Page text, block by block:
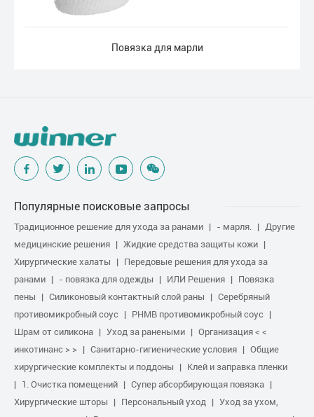
Повязка для марли
Популярные поисковые запросы
Традиционное решение для ухода за ранами - марля.
Другие
медицинские решения
Жидкие средства защиты кожи
Хирургические халаты
Передовые решения для ухода за
ранами
- повязка для одежды ИЛИ Решения
Повязка
пены
Силиконовый контактный слой раны
Серебряный
противомикробный соус
PHMB противомикробный соус
Шрам от силикона
Уход за ранеными
Организация < <
инкотинанс > >
Санитарно-гигиенические условия
Общие
хирургические комплекты и поддоны
Клей и заправка пленки
1. Очистка помещений
Супер абсорбирующая повязка
Хирургические шторы
Персональный уход
Уход за ухом,